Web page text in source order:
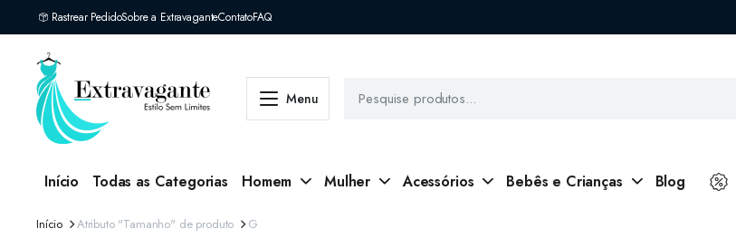
Rastrear PedidoSobre a ExtravaganteContatoFAQ
Menu
Início Todas as Categorias Homem Mulher Acessórios Bebês e Crianças Blog
Início Atributo "Tamanho" de produto G